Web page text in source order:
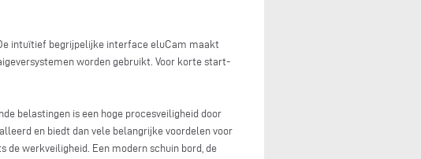
intuïtief begrijpelijke interface eluCam maakt
worden gebruikt. Voor korte start-
belastingen is een hoge procesveiligheid door
en biedt dan vele belangrijke voordelen voor
werkveiligheid. Een modern schuin bord, de